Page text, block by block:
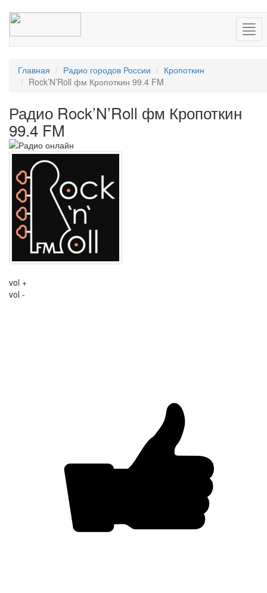
Главная Радио городов России
Кропоткин
Rock’N’Roll фм Кропоткин 99.4 FM
Радио Rock’N’Roll фм Кропоткин
99.4 FM
vol +
vol -